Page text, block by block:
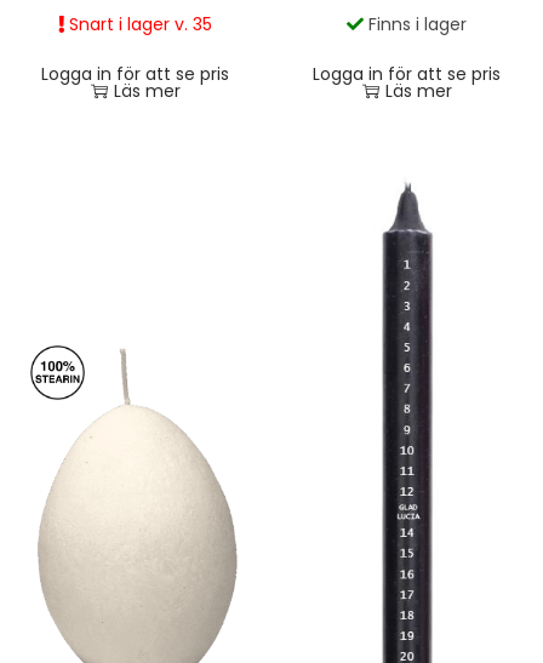
Snart i lager v. 35
Logga in för att se pris
Läs mer
Finns i lager
Logga in för att se pris
Läs mer